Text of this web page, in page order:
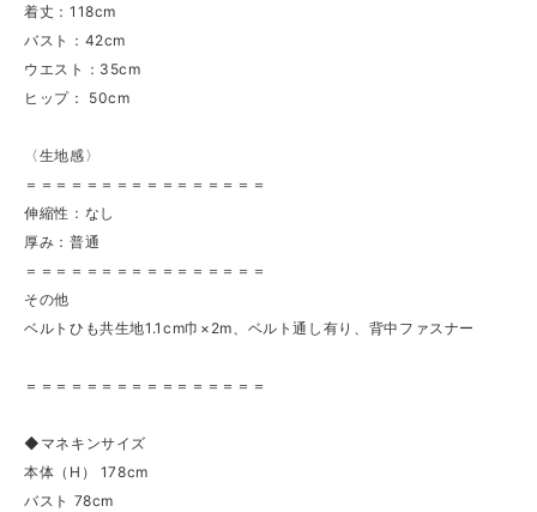
着丈：118cm
バスト：42cm
ウエスト：35cm
ヒップ： 50cm
〈生地感〉
＝＝＝＝＝＝＝＝＝＝＝＝＝＝＝＝
伸縮性：なし
厚み：普通
＝＝＝＝＝＝＝＝＝＝＝＝＝＝＝＝
その他
ベルトひも共生地1.1cm巾×2m、ベルト通し有り、背中ファスナー
＝＝＝＝＝＝＝＝＝＝＝＝＝＝＝＝
◆マネキンサイズ
本体（H） 178cm
バスト 78cm